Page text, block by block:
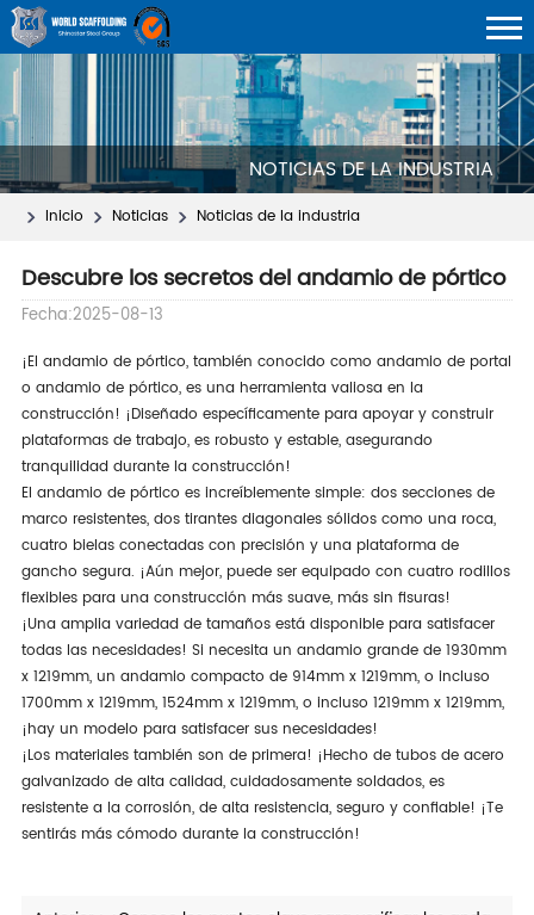
NOTICIAS DE LA INDUSTRIA
Inicio Noticias Noticias de la industria
Descubre los secretos del andamio de pórtico
Fecha:2025-08-13
¡El andamio de pórtico, también conocido como andamio de portal
o andamio de pórtico, es una herramienta valiosa en la
construcción! ¡Diseñado específicamente para apoyar y construir
plataformas de trabajo, es robusto y estable, asegurando
tranquilidad durante la construcción!
El andamio de pórtico es increíblemente simple: dos secciones de
marco resistentes, dos tirantes diagonales sólidos como una roca,
cuatro bielas conectadas con precisión y una plataforma de
gancho segura. ¡Aún mejor, puede ser equipado con cuatro rodillos
flexibles para una construcción más suave, más sin fisuras!
¡Una amplia variedad de tamaños está disponible para satisfacer
todas las necesidades! Si necesita un andamio grande de 1930mm
x 1219mm, un andamio compacto de 914mm x 1219mm, o incluso
1700mm x 1219mm, 1524mm x 1219mm, o incluso 1219mm x 1219mm,
¡hay un modelo para satisfacer sus necesidades!
¡Los materiales también son de primera! ¡Hecho de tubos de acero
galvanizado de alta calidad, cuidadosamente soldados, es
resistente a la corrosión, de alta resistencia, seguro y confiable! ¡Te
sentirás más cómodo durante la construcción!